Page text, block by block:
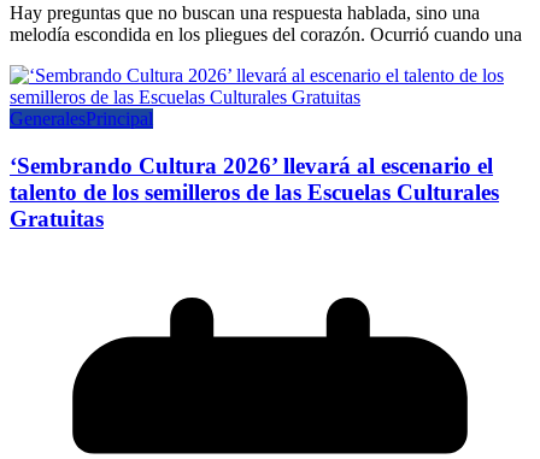
Hay preguntas que no buscan una respuesta hablada, sino una
melodía escondida en los pliegues del corazón. Ocurrió cuando una
GeneralesPrincipal
‘Sembrando Cultura 2026’ llevará al escenario el
talento de los semilleros de las Escuelas Culturales
Gratuitas